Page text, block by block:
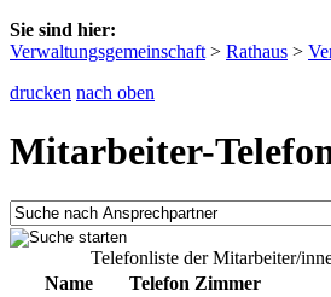
Sie sind hier:
Verwaltungsgemeinschaft > Rathaus >
drucken nach oben
Mitarbeiter-
Telefonliste der Mitarbeiter/
Name
Telefon Zimmer